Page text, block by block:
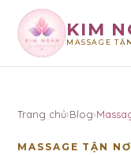
KIM
MASSAGE
Trang chủ›Blog›
MASSAGE TẬN